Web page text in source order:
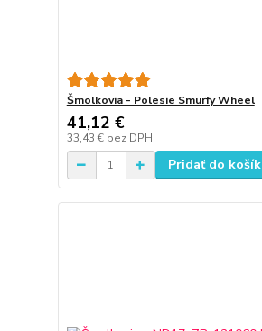
Šmolkovia - Polesie Smurfy Wheel
41,12 €
33,43 € bez DPH
Pridať do